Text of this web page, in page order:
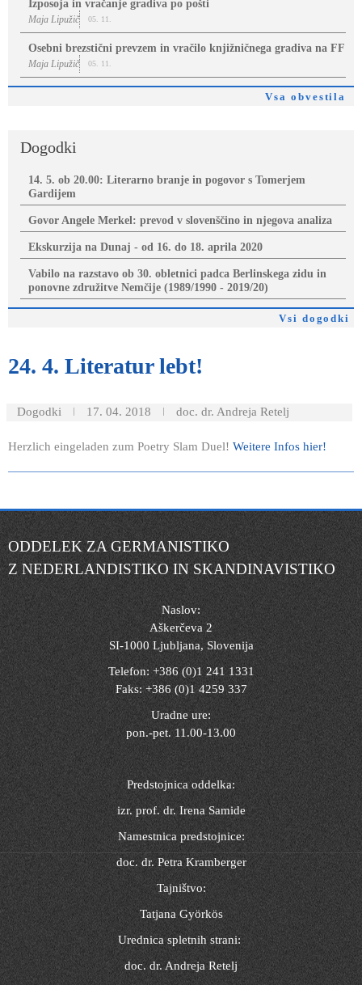
Izposoja in vračanje gradiva po pošti
Maja Lipužič 05. 11.
Osebni brezstični prevzem in vračilo knjižničnega gradiva na FF
Maja Lipužič 05. 11.
Vsa obvestila
Dogodki
14. 5. ob 20.00: Literarno branje in pogovor s Tomerjem
Gardijem
Govor Angele Merkel: prevod v slovenščino in njegova analiza
Ekskurzija na Dunaj - od 16. do 18. aprila 2020
Vabilo na razstavo ob 30. obletnici padca Berlinskega zidu in
ponovne združitve Nemčije (1989/1990 - 2019/20)
Vsi dogodki
24. 4. Literatur lebt!
Dogodki 17. 04. 2018 doc. dr. Andreja Retelj
Herzlich eingeladen zum Poetry Slam Duel! Weitere Infos hier!
ODDELEK ZA GERMANISTIKO
Z NEDERLANDISTIKO IN SKANDINAVISTIKO
Naslov:
Aškerčeva 2
SI-1000 Ljubljana, Slovenija
Telefon: +386 (0)1 241 1331
Faks: +386 (0)1 4259 337
Uradne ure:
pon.-pet. 11.00-13.00
Predstojnica oddelka:
izr. prof. dr. Irena Samide
Namestnica predstojnice:
doc. dr. Petra Kramberger
Tajništvo:
Tatjana Györkös
Urednica spletnih strani:
doc. dr. Andreja Retelj